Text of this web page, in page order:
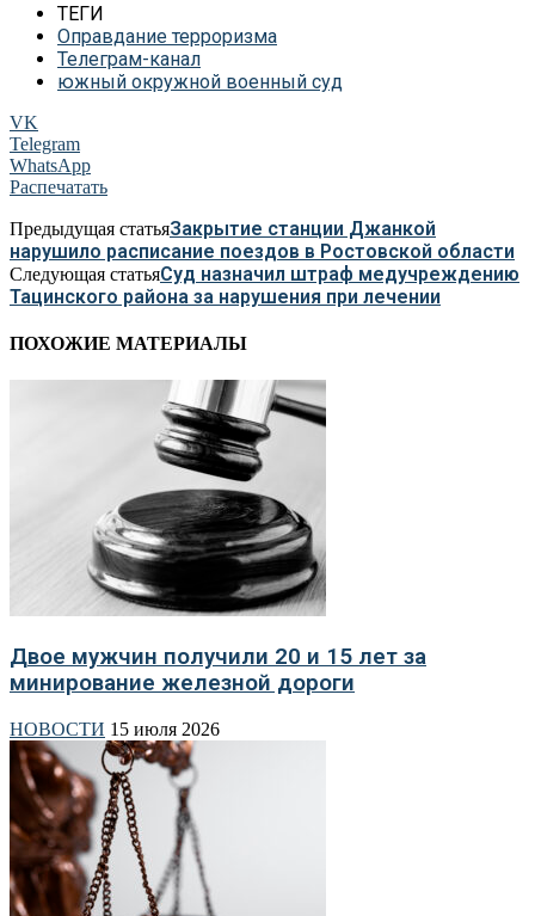
ТЕГИ
Оправдание терроризма
Телеграм-канал
южный окружной военный суд
VK
Telegram
WhatsApp
Распечатать
Предыдущая статьяЗакрытие станции Джанкой
нарушило расписание поездов в Ростовской области
Следующая статьяСуд назначил штраф медучреждению
Тацинского района за нарушения при лечении
ПОХОЖИЕ МАТЕРИАЛЫ
Двое мужчин получили 20 и 15 лет за
минирование железной дороги
НОВОСТИ 15 июля 2026